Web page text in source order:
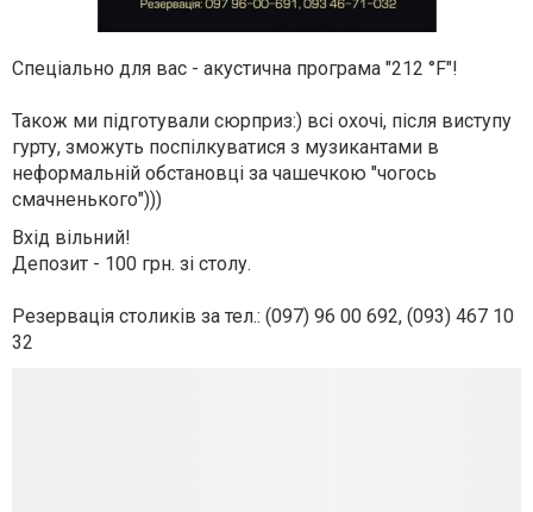
Спеціально для вас - акустична програма "212 °F"!
Також ми підготували сюрприз:) всі охочі, після виступу
гурту, зможуть поспілкуватися з музикантами в
неформальній обстановці за чашечкою "чогось
смачненького")))
Вхід вільний!
Депозит - 100 грн. зі столу.
Резервація столиків за тел.: (097) 96 00 692, (093) 467 10
32